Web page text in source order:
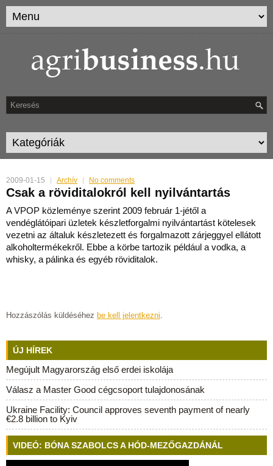
2009-01-15 Archív No comments
Csak a röviditalokról kell nyilvántartás
A VPOP közleménye szerint 2009 február 1-jétől a
vendéglátóipari üzletek készletforgalmi nyilvántartást kötelesek
vezetni az általuk készletezett és forgalmazott zárjeggyel ellátott
alkoholtermékekről. Ebbe a körbe tartozik például a vodka, a
whisky, a pálinka és egyéb röviditalok.
Hozzászólás küldéséhez be kell jelentkezni.
ÚJ HÍREK
Megújult Magyarország első erdei iskolája
Válasz a Master Good cégcsoport tulajdonosának
Ukraine Facility: Council approves seventh payment of nearly
€2.8 billion to Kyiv
VIDEÓ: BÓNA SZABOLCS A HÓD-MEZŐGAZDÁNÁL